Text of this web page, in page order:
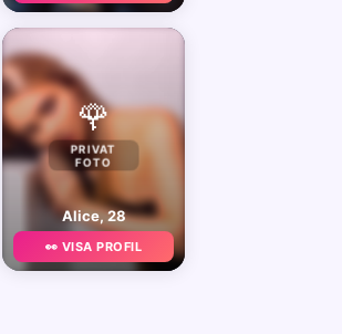
🌹
PRIVAT
FOTO
Alice, 28
👀 VISA PROFIL